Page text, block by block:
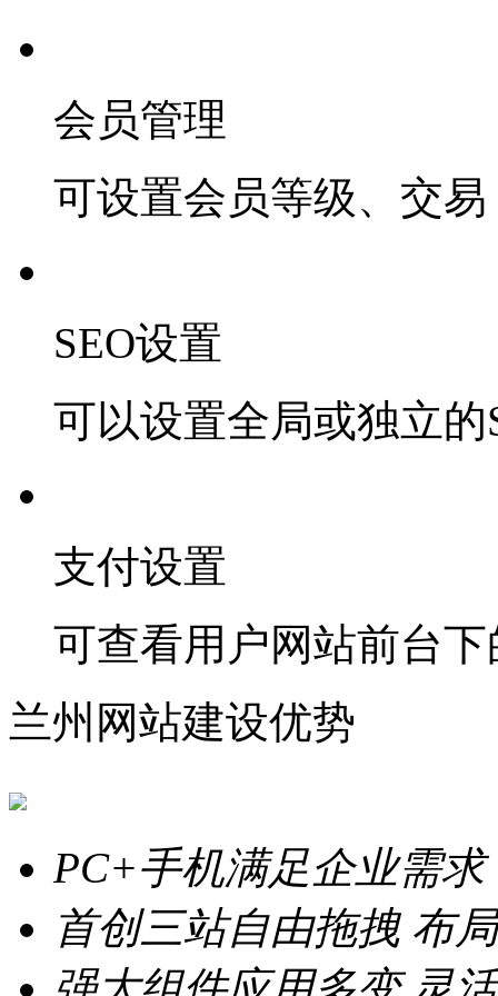
会员管理
可设置会员等级、交
SEO设置
可以设置全局或独立
支付设置
可查看用户网站前台
兰州网站建设优势
PC+手机满足企业需求
首创三站自由拖拽 布